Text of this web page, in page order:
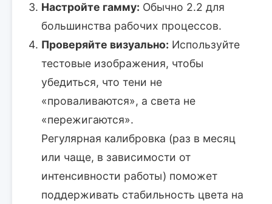
Настройте гамму: Обычно 2.2 для
большинства рабочих процессов.
Проверяйте визуально: Используйте
тестовые изображения, чтобы
убедиться, что тени не
«проваливаются», а света не
«пережигаются».
Регулярная калибровка (раз в месяц
или чаще, в зависимости от
интенсивности работы) поможет
поддерживать стабильность цвета на